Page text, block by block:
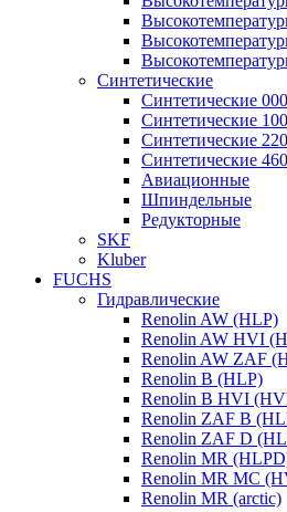
Синтетические
Синтетические 000
Синтетические 100
Синтетические 220
Синтетические 460
Авиационные
Шпиндельные
Редукторные
SKF
Kluber
FUCHS
Гидравлические
Renolin AW (HLP)
Renolin AW HVI
Renolin AW ZAF
Renolin B (HLP)
Renolin B HVI
Renolin ZAF B
Renolin ZAF D
Renolin MR
Renolin MR MC
Renolin MR (arctic)